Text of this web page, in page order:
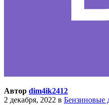
Автор dim4ik2412
2 декабря, 2022 в Бензиновые